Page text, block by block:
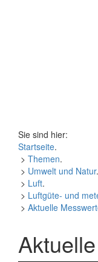
Sie sind hier:
Startseite.
> Themen.
> Umwelt und Natur.
> Luft.
> Luftgüte- und
> Aktuelle